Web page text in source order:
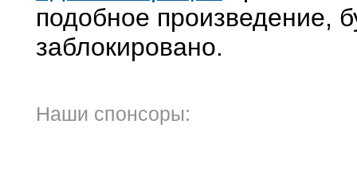
подобное произведение,
заблокировано.
Наши спонсоры: